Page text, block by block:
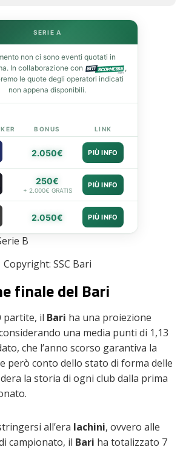
SERIE A
non ci sono eventi quotati in
In collaborazione con
,
le quote degli operatori indicati
non appena disponibili.
BONUS LINK
2.050€ PIÙ INFO
250€
+ 2.000€ GRATIS
PIÙ INFO
2.050€ PIÙ INFO
Copyright: SSC Bari
finale del Bari
partite, il Bari ha una proiezione
una media punti di 1,13
che l’anno scorso garantiva la
però conto dello stato di forma delle
la storia di ogni club dalla prima
all’era Iachini, ovvero alle
campionato, il Bari ha totalizzato 7